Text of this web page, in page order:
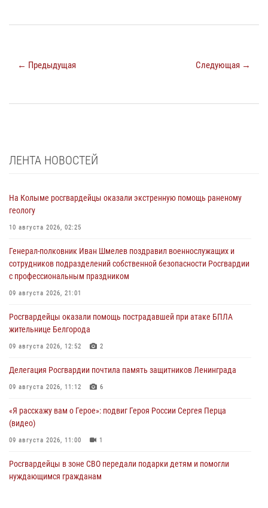
← Предыдущая Следующая →
ЛЕНТА НОВОСТЕЙ
На Колыме росгвардейцы оказали экстренную помощь раненому
геологу
10 августа 2026, 02:25
Генерал-полковник Иван Шмелев поздравил военнослужащих и
сотрудников подразделений собственной безопасности Росгвардии
с профессиональным праздником
09 августа 2026, 21:01
Росгвардейцы оказали помощь пострадавшей при атаке БПЛА
жительнице Белгорода
09 августа 2026, 12:52 2
Делегация Росгвардии почтила память защитников Ленинграда
09 августа 2026, 11:12 6
«Я расскажу вам о Герое»: подвиг Героя России Сергея Перца
(видео)
09 августа 2026, 11:00 1
Росгвардейцы в зоне СВО передали подарки детям и помогли
нуждающимся гражданам